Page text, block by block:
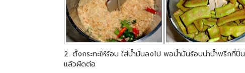
2. ตั้งกระทะให้ร้อน ใส่น้ำมันลงไป พอน้ำมันร้อนนำน้ำพริกที่
แล้วผัดต่อ